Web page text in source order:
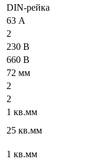
DIN-рейка
63 А
2
230 В
660 В
72 мм
2
2
1 кв.мм
25 кв.мм
1 кв.мм